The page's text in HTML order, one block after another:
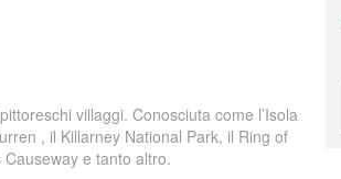
villaggi. Conosciuta come l’Isola
, il Killarney National Park, il Ring of
e tanto altro.